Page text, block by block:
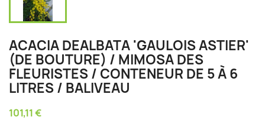
ACACIA DEALBATA 'GAULOIS ASTIER'
(DE BOUTURE) / MIMOSA DES
FLEURISTES / CONTENEUR DE 5 À 6
LITRES / BALIVEAU
101,11 €